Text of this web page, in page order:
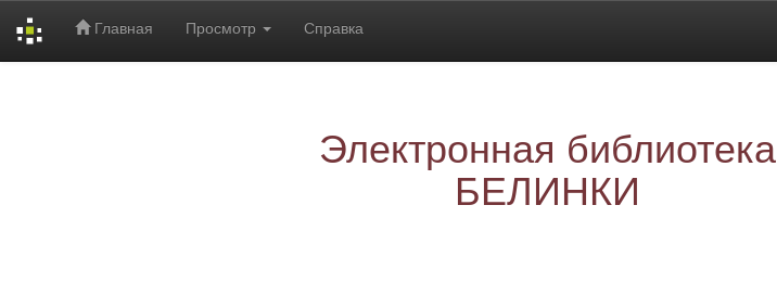
Главная Просмотр Справка
Электронная библиотека
БЕЛИНКИ